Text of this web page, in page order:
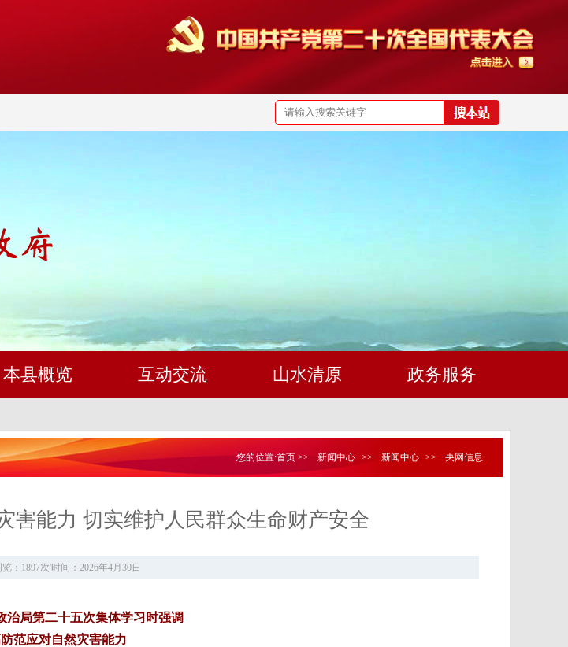
本县概览 互动交流 山水清原 政务服务
您的位置:首页 >> 新闻中心 >> 新闻中心 >> 央网信息
害能力 切实维护人民群众生命财产安全
览：1897次'时间：2026年4月30日
治局第二十五次集体学习时强调
范应对自然灾害能力